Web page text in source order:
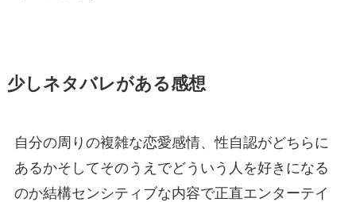
少しネタバレがある感想
自分の周りの複雑な恋愛感情、性自認がどちらに
あるかそしてそのうえでどういう人を好きになる
のか結構センシティブな内容で正直エンターテイ